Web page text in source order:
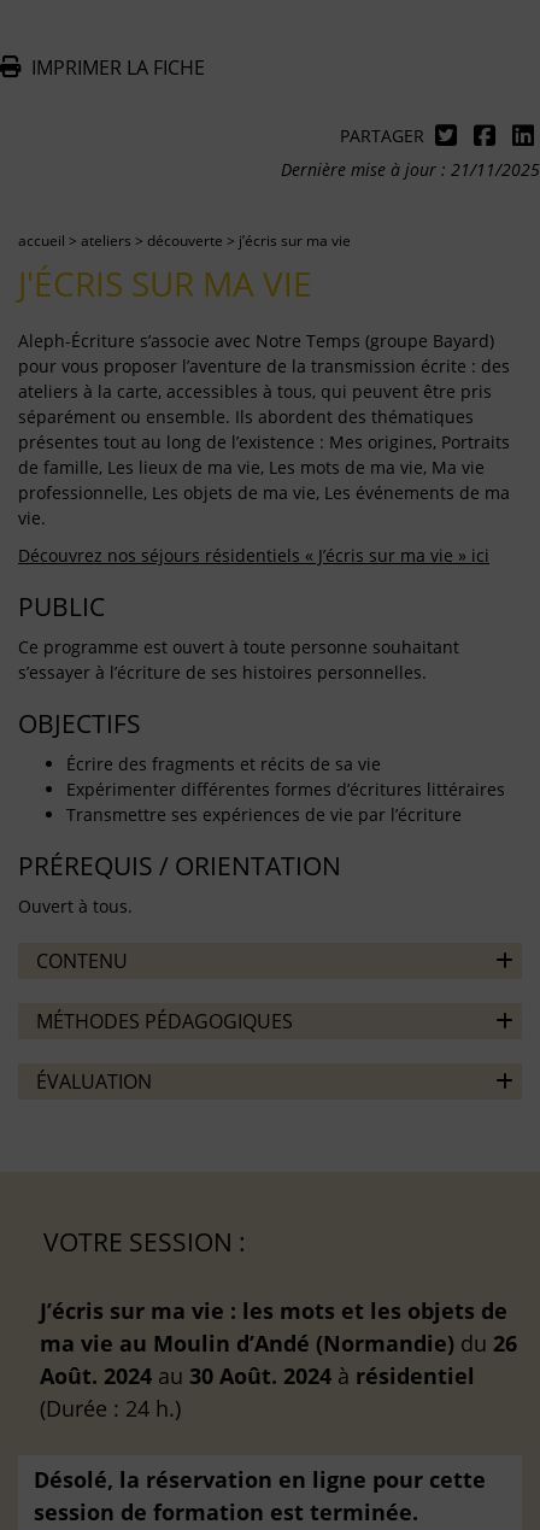
IMPRIMER LA FICHE
PARTAGER
Dernière mise à jour : 21/11/2025
accueil > ateliers > découverte > j’écris sur ma vie
J'ÉCRIS SUR MA VIE
Aleph-Écriture s’associe avec Notre Temps (groupe Bayard)
pour vous proposer l’aventure de la transmission écrite : des
ateliers à la carte, accessibles à tous, qui peuvent être pris
séparément ou ensemble. Ils abordent des thématiques
présentes tout au long de l’existence : Mes origines, Portraits
de famille, Les lieux de ma vie, Les mots de ma vie, Ma vie
professionnelle, Les objets de ma vie, Les événements de ma
vie.
Découvrez nos séjours résidentiels « J’écris sur ma vie » ici
PUBLIC
Ce programme est ouvert à toute personne souhaitant
s’essayer à l’écriture de ses histoires personnelles.
OBJECTIFS
Écrire des fragments et récits de sa vie
Expérimenter différentes formes d’écritures littéraires
Transmettre ses expériences de vie par l’écriture
PRÉREQUIS / ORIENTATION
Ouvert à tous.
CONTENU
MÉTHODES PÉDAGOGIQUES
ÉVALUATION
VOTRE SESSION :
J’écris sur ma vie : les mots et les objets de
ma vie au Moulin d’Andé (Normandie) du 26
Août. 2024 au 30 Août. 2024 à résidentiel
(Durée : 24 h.)
Désolé, la réservation en ligne pour cette
session de formation est terminée.